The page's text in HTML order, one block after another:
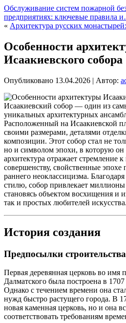
Обслуживание систем пожарной
предприятиях: ключевые правила
« Архитектура русских
Особенности
Исаакиевского собора
Опубликовано 13.04.2026 | Автор:
Исаакиевский собор — один из
уникальных архитектурных
Расположенный на Исаакиевской
своими размерами, деталями
композиции. Этот собор стал не
но и символом эпохи, в которую
архитектура отражает стремление
совершенству, свойственные эпохе
раннего неоклассицизма.
стилю, собор привлекает миллионы
становясь объектом восхищения и
так и простых любителей искусства.
История создания
Предпосылки строительства
Первая деревянная церковь во имя
Далматского была построена в
Однако с течением времени она
нужд быстро растущего города. В
новая каменная церковь, но и она
соответствовать требованиям